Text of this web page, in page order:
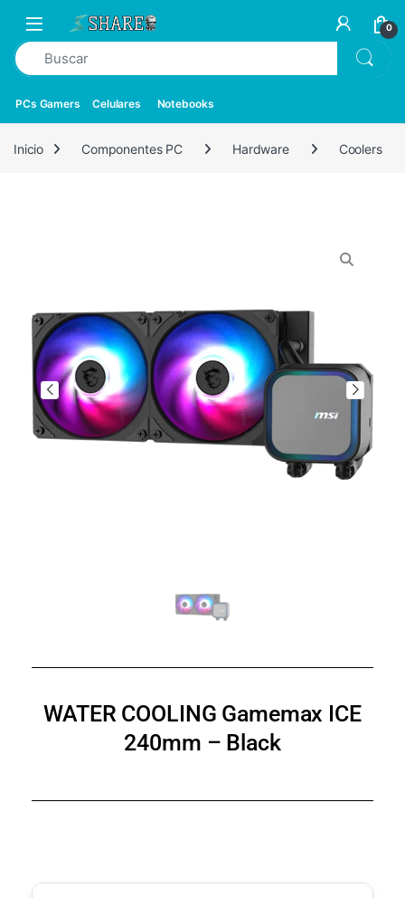
0
PCs Gamers Celulares Notebooks
Inicio Componentes PC Hardware Coolers
WATER COOLING Gamemax ICE
240mm – Black